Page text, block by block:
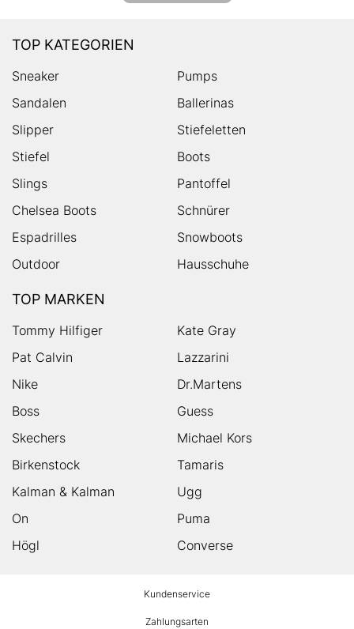
TOP KATEGORIEN
Sneaker
Pumps
Sandalen
Ballerinas
Slipper
Stiefeletten
Stiefel
Boots
Slings
Pantoffel
Chelsea Boots
Schnürer
Espadrilles
Snowboots
Outdoor
Hausschuhe
TOP MARKEN
Tommy Hilfiger
Kate Gray
Pat Calvin
Lazzarini
Nike
Dr.Martens
Boss
Guess
Skechers
Michael Kors
Birkenstock
Tamaris
Kalman & Kalman
Ugg
On
Puma
Högl
Converse
Kundenservice
Zahlungsarten